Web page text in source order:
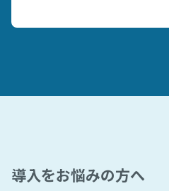
導入をお悩みの方へ